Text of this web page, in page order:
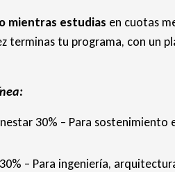
mientras estudias en cuotas
terminas tu programa, con un
30% – Para sostenimiento
– Para ingeniería,